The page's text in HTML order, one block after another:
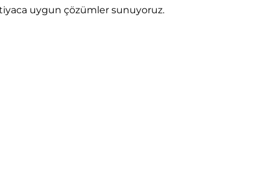
uygun çözümler sunuyoruz.